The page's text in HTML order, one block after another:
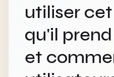
utiliser
qu'il
et